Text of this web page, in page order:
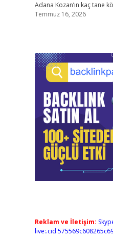
Adana Kozan’ın kaç tane
Temmuz 16, 2026
Reklam ve İletişim: